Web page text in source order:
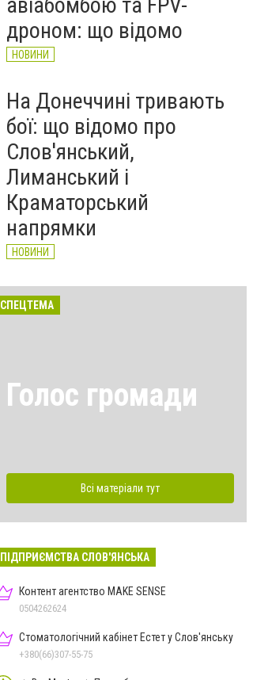
дроном: що відомо
НОВИНИ
На Донеччині тривають
бої: що відомо про
Слов'янський,
Лиманський і
Краматорський
напрямки
НОВИНИ
СПЕЦТЕМА
Голос громади
Всі матеріали тут
ПІДПРИЄМСТВА СЛОВ'ЯНСЬКА
Контент агентство MAKE SENSE
0504262624
Стоматологічний кабінет Естет у Слов'янську
+380(66)307-55-75